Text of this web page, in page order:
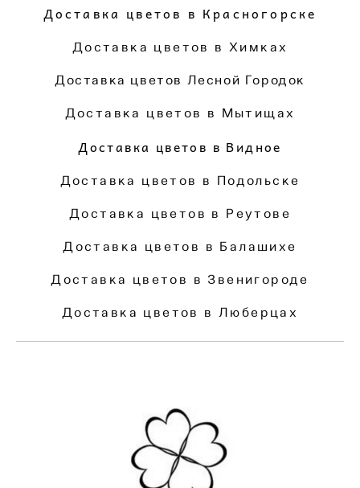
Доставка цветов в Красногорске
Доставка цветов в Химках
Доставка цветов Лесной Городок
Доставка цветов в Мытищах
Доставка цветов в Видное
Доставка цветов в Подольске
Доставка цветов в Реутове
Доставка цветов в Балашихе
Доставка цветов в Звенигороде
Доставка цветов в Люберцах